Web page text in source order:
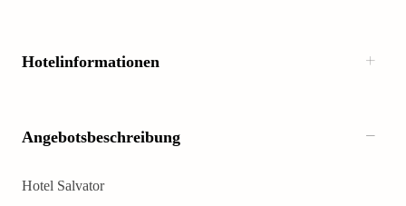
Hotelinformationen
Angebotsbeschreibung
Hotel Salvator